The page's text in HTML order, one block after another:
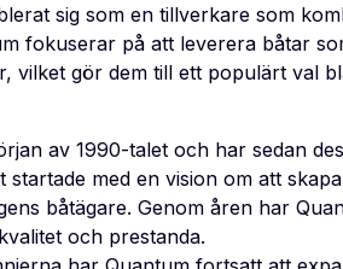
sig som en tillverkare som
fokuserar på att leverera båtar
vilket gör dem till ett populärt val
av 1990-talet och har sedan
startade med en vision om att
båtägare. Genom åren har
och prestanda.